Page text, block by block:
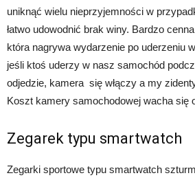
uniknąć wielu nieprzyjemności w
łatwo udowodnić brak winy. Bardzo
która nagrywa wydarzenie po uderzeniu
jeśli ktoś uderzy w nasz samochód
odjedzie, kamera się włączy a my
Koszt kamery samochodowej wacha się
Zegarek typu smartwatch
Zegarki sportowe typu smartwatch